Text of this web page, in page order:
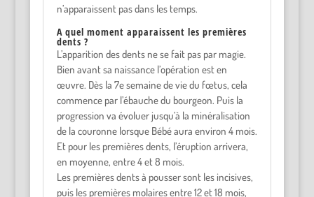
n’apparaissent pas dans les temps.
A quel moment apparaissent les premières
dents ?
L’apparition des dents ne se fait pas par magie.
Bien avant sa naissance l’opération est en
œuvre. Dès la 7e semaine de vie du fœtus, cela
commence par l’ébauche du bourgeon. Puis la
progression va évoluer jusqu’à la minéralisation
de la couronne lorsque Bébé aura environ 4 mois.
Et pour les premières dents, l’éruption arrivera,
en moyenne, entre 4 et 8 mois.
Les premières dents à pousser sont les incisives,
puis les premières molaires entre 12 et 18 mois,